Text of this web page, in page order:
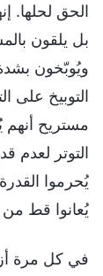
الحق لحلها.
بل يلقون
ويُوبّخون
التوبيخ على
مستريح أنهم
التوتر لعدم
يُحرموا
يُعانوا قط
في كل مرة